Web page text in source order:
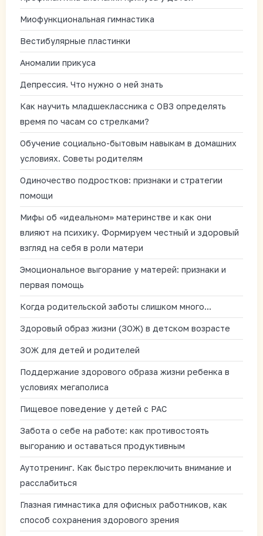
Миофункциональная гимнастика
Вестибулярные пластинки
Аномалии прикуса
Депрессия. Что нужно о ней знать
Как научить младшеклассника с ОВЗ определять
время по часам со стрелками?
Обучение социально-бытовым навыкам в домашних
условиях. Советы родителям
Одиночество подростков: признаки и стратегии
помощи
Мифы об «идеальном» материнстве и как они
влияют на психику. Формируем честный и здоровый
взгляд на себя в роли матери
Эмоциональное выгорание у матерей: признаки и
первая помощь
Когда родительской заботы слишком много…
Здоровый образ жизни (ЗОЖ) в детском возрасте
ЗОЖ для детей и родителей
Поддержание здорового образа жизни ребенка в
условиях мегаполиса
Пищевое поведение у детей с РАС
Забота о себе на работе: как противостоять
выгоранию и оставаться продуктивным
Аутотренинг. Как быстро переключить внимание и
расслабиться
Глазная гимнастика для офисных работников, как
способ сохранения здорового зрения